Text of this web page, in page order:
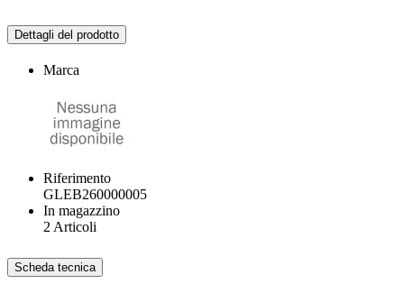
Dettagli del prodotto
Marca
Riferimento
GLEB260000005
In magazzino
2 Articoli
Scheda tecnica